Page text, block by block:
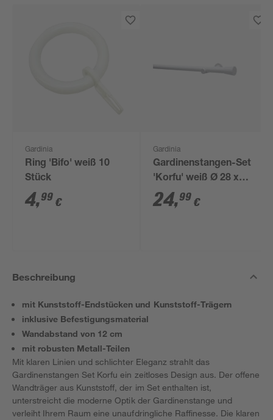
Gardinia
Ring 'Bifo' weiß 10
Stück
4,99 €
Gardinia
Gardinenstangen-Set
'Korfu' weiß Ø 28 x
2000 mm 5-teilig
24,99 €
Beschreibung
mit Kunststoff-Endstücken und Kunststoff-Trägern
inklusive Befestigungsmaterial
Wandabstand von 12 cm
mit robusten Metall-Teilen
Mit klaren Linien und schlichter Eleganz strahlt das
Gardinenstangen Set Korfu ein zeitloses Design aus. Der offene
Wandträger aus Kunststoff, der im Set enthalten ist,
unterstreicht die moderne Optik der Gardinenstange und
verleiht Ihrem Raum eine unaufdringliche Raffinesse. Die klaren